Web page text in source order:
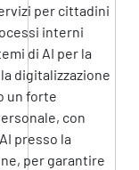
per cittadini
interni
di AI per la
digitalizzazione
un forte
con
presso la
per garantire